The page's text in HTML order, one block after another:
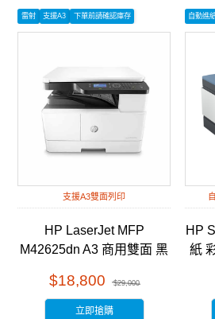
雷射 支援A3 下單前請確認庫存
支援A3雙面列印
HP LaserJet MFP
M42625dn A3 商用雙面 黑
(8AF52A)
$18,800 $29,000
立即搶購
自動進
HP
紙